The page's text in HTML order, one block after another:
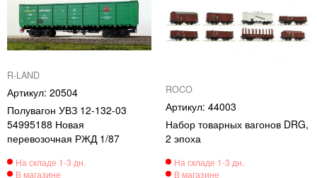
R-LAND
20504
Полувагон УВЗ 12-132-03
54995188 Новая
перевозочная РЖД 1/87
ROCO
44003
Набор товарных вагонов DRG,
2 эпоха